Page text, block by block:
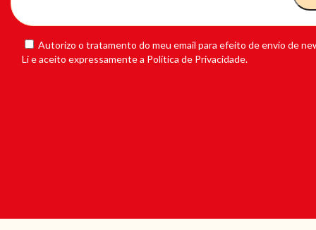
Autorizo o tratamento do meu email para efeito de envio de
Li e aceito expressamente a Política de Privacidade.